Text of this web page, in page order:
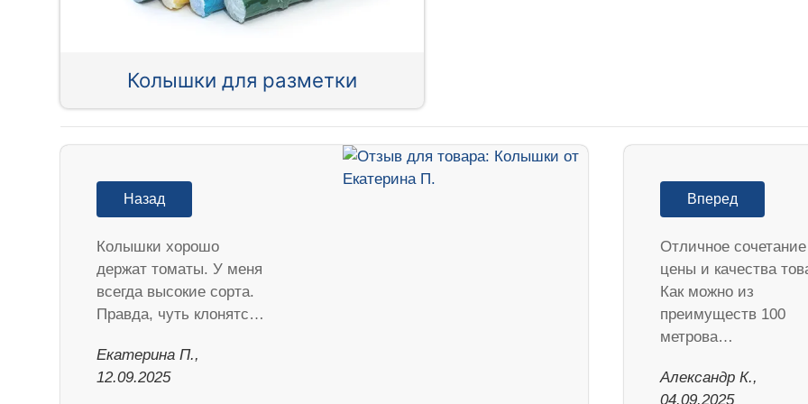
Колышки для разметки
Назад
Колышки хорошо
держат томаты. У меня
всегда высокие сорта.
Правда, чуть клонятс…
Екатерина П.,
12.09.2025
Вперед
Отличное сочетание
цены и качества
Как можно из
преимуществ 100
метрова…
Александр К.,
04.09.2025